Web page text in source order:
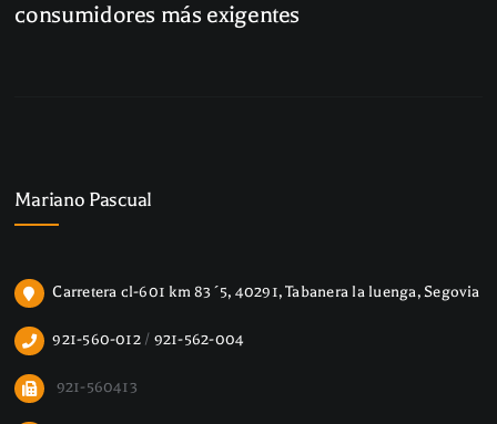
consumidores más exigentes
Mariano Pascual
Carretera cl-601 km 83´5, 40291, Tabanera la luenga, Segovia
921-560-012/ 921-562-004
921-560413